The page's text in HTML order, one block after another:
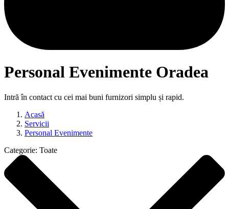
Personal Evenimente Oradea
Intră în contact cu cei mai buni furnizori simplu și rapid.
Acasă
Servicii
Personal Evenimente
Categorie: Toate